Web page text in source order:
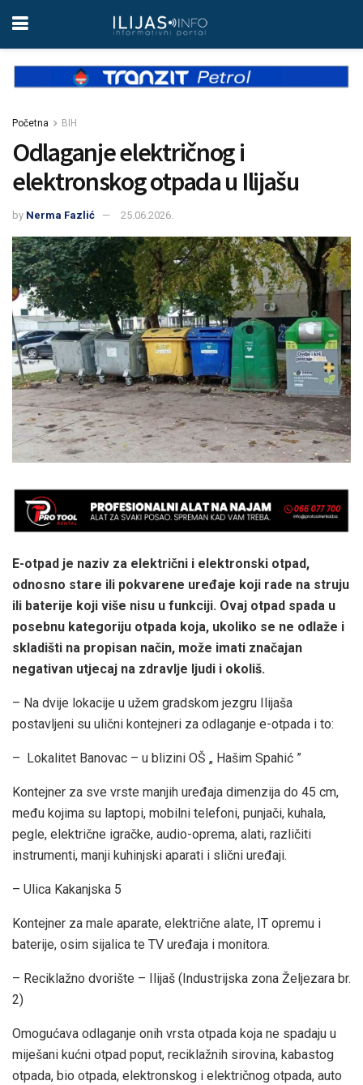
Početna BIH
Odlaganje električnog i
elektronskog otpada u Ilijašu
by Nerma Fazlić 25.06.2026.
E-otpad je naziv za električni i elektronski otpad,
odnosno stare ili pokvarene uređaje koji rade na struju
ili baterije koji više nisu u funkciji. Ovaj otpad spada u
posebnu kategoriju otpada koja, ukoliko se ne odlaže i
skladišti na propisan način, može imati značajan
negativan utjecaj na zdravlje ljudi i okoliš.
– Na dvije lokacije u užem gradskom jezgru Ilijaša
postavljeni su ulični kontejneri za odlaganje e-otpada i to:
– Lokalitet Banovac – u blizini OŠ „ Hašim Spahić ”
Kontejner za sve vrste manjih uređaja dimenzija do 45 cm,
među kojima su laptopi, mobilni telefoni, punjači, kuhala,
pegle, električne igračke, audio-oprema, alati, različiti
instrumenti, manji kuhinjski aparati i slični uređaji.
– Ulica Kakanjska 5
Kontejner za male aparate, električne alate, IT opremu i
baterije, osim sijalica te TV uređaja i monitora.
– Reciklažno dvorište – Ilijaš (Industrijska zona Željezara br.
2)
Omogućava odlaganje onih vrsta otpada koja ne spadaju u
miješani kućni otpad poput, reciklažnih sirovina, kabastog
otpada, bio otpada, elektronskog i električnog otpada, auto